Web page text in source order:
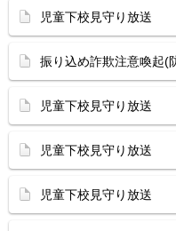
児童下校見守り放送
振り込め詐欺注意喚起(
児童下校見守り放送
児童下校見守り放送
児童下校見守り放送